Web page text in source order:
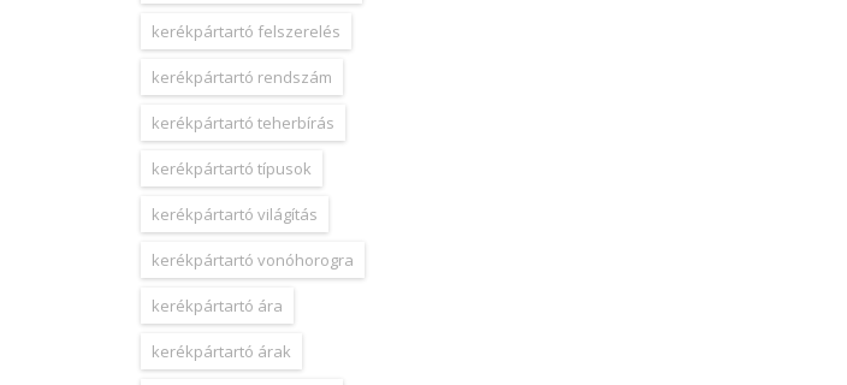
kerékpártartó felszerelés
kerékpártartó rendszám
kerékpártartó teherbírás
kerékpártartó típusok
kerékpártartó világítás
kerékpártartó vonóhorogra
kerékpártartó ára
kerékpártartó árak